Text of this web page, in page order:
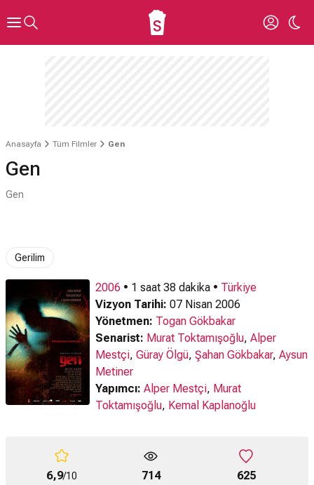
Anasayfa Tüm Filmler Gen
Gen
Gen
Gerilim
2006 • 1 saat 38 dakika • Türkiye
Vizyon Tarihi: 07 Nisan 2006
Yönetmen: Togan Gökbakar
Senarist: Murat Toktamışoğlu, Alper
Mestçi, Güray Ölgü, Şahan Gökbakar, Aysun
Metiner
Yapımcı: Alper Mestçi, Murat
Toktamışoğlu, Kemal Kaplanoğlu
6,9/10
714 625